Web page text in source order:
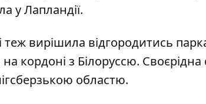
у Лапландії.
вирішила відгородитись
кордоні з Білоруссю.
областю.